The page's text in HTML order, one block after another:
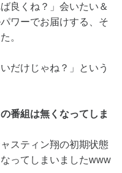
良くね？」会いたい＆
ワーでお届けする、そ
。
だけじゃね？」という
番組は無くなってしま
スティン翔の初期状態
ってしまいましたwww